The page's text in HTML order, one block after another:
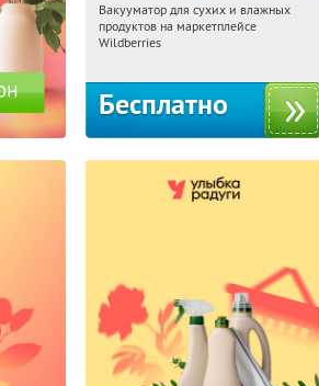
15:08:06 Получили:174
Россия
Вакууматор для сухих и влажных
продуктов на маркетплейсе
Wildberries
Бесплатно